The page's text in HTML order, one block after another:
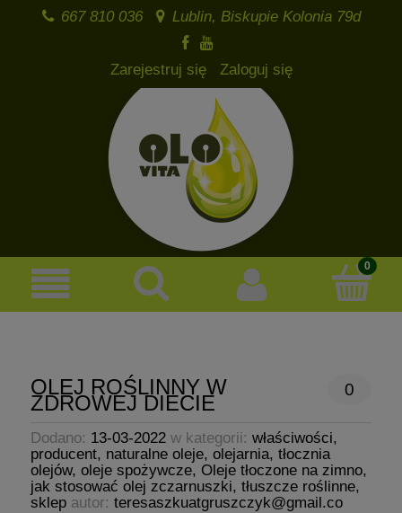
667 810 036 Lublin, Biskupie Kolonia 79d
Zarejestruj się Zaloguj się
OLEJ ROŚLINNY W
ZDROWEJ DIECIE
0
Dodano: 13-03-2022 w kategorii: właściwości,
producent, naturalne oleje, olejarnia, tłocznia
olejów, oleje spożywcze, Oleje tłoczone na zimno,
jak stosować olej zczarnuszki, tłuszcze roślinne,
sklep autor: teresaszkuatgruszczyk@gmail.co